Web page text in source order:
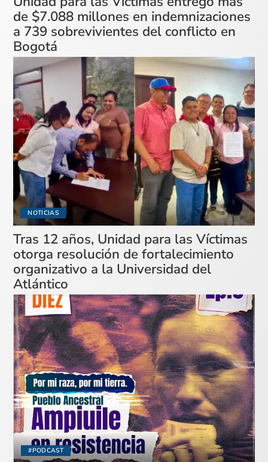
de $7.088 millones en indemnizaciones
a 739 sobrevivientes del conflicto en
Bogotá
NOTICIAS
Tras 12 años, Unidad para las Víctimas
otorga resolución de fortalecimiento
organizativo a la Universidad del
Atlántico
#PODCAST